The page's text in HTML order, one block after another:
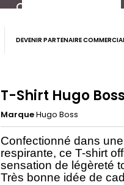

DEVENIR PARTENAIRE
T-Shirt Hugo
MarqueHugo Boss
Confectionné dans
respirante, ce T-shirt
sensation de légèreté
Très bonne idée de